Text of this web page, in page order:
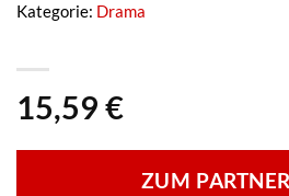
15,59 €
ZUM
Kategorie: Drama